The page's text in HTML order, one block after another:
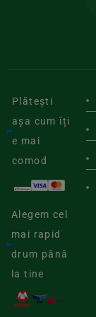
Plătești
așa cum îți
e mai
comod
Alegem cel
mai rapid
drum până
la tine